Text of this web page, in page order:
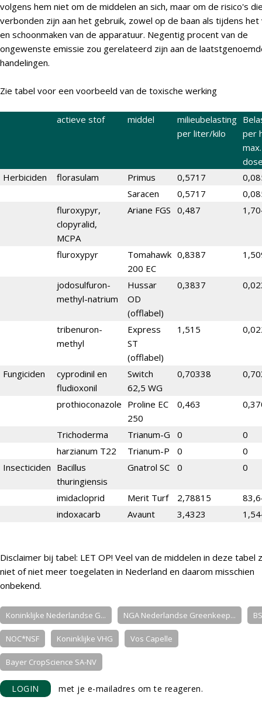
volgens hem niet om de middelen an sich, maar om de risico's
verbonden zijn aan het gebruik, zowel op de baan als tijdens het
en schoonmaken van de apparatuur. Negentig procent van de
ongewenste emissie zou gerelateerd zijn aan de
handelingen.
Zie tabel voor een voorbeeld van de toxische werking
actieve stof middel
milieubelasting
per liter/kilo
per
max.
Herbiciden
florasulam Primus 0,5717
Saracen
0,5717
fluroxypyr,
clopyralid,
MCPA
Ariane FGS 0,487
fluroxypyr
Tomahawk
200 EC
0,8387
jodosulfuron-
methyl-natrium
Hussar
OD
(offlabel)
0,3837
tribenuron-
methyl
Express
ST
(offlabel)
1,515
Fungiciden
cyprodinil en
fludioxonil
Switch
62,5 WG
0,70338
prothioconazole Proline EC
250
0,463
Trichoderma Trianum-G 0
0
harzianum T22
Trianum-P 0
0
Insecticiden Bacillus
thuringiensis
Gnatrol SC 0 0
imidacloprid Merit Turf 2,78815
indoxacarb
Avaunt 3,4323
Disclaimer bij tabel: LET OP! Veel van de middelen in deze tabel
niet of niet meer toegelaten in Nederland en daarom misschien
onbekend.
Koninklijke Nederlandse G... NGA Nederlandse Greenkeep...
NOC*NSF Koninklijke VHG Vos Capelle
Bayer CropScience SA-NV
LOGIN met je e-mailadres om te reageren.